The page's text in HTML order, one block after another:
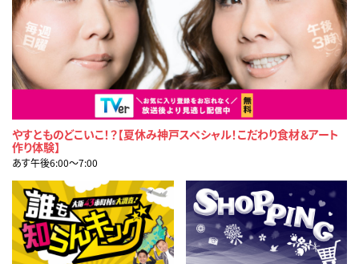
やすとものどこいこ！？【夏休み神戸スペシャル！こだわり食材＆アート
作り体験】
あす午後6:00〜7:00